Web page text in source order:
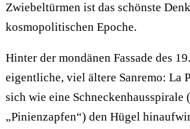
Zwiebeltürmen ist das schönste
kosmopolitischen Epoche.
Hinter der mondänen Fassade des
eigentliche, viel ältere Sanremo: La
sich wie eine Schneckenhausspirale
„Pinienzapfen“) den Hügel